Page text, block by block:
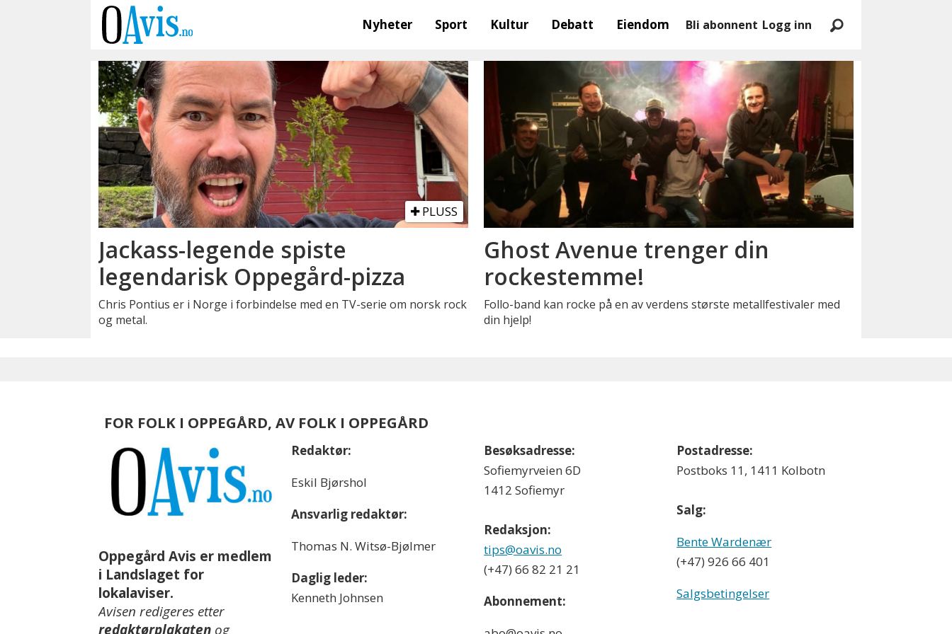
Nyheter Sport Kultur Debatt Eiendom Bli abonnent Logg inn
PLUSS
Jackass-legende spiste
legendarisk Oppegård-pizza
Chris Pontius er i Norge i forbindelse med en TV-serie om norsk rock
og metal.
Ghost Avenue trenger din
rockestemme!
Follo-band kan rocke på en av verdens største metallfestivaler med
din hjelp!
FOR FOLK I OPPEGÅRD, AV FOLK I OPPEGÅRD
Oppegård Avis er medlem
i Landslaget for
lokalaviser.
Avisen redigeres etter
redaktørplakaten og
Redaktør:
Eskil Bjørshol
Ansvarlig redaktør:
Thomas N. Witsø-Bjølmer
Daglig leder:
Kenneth Johnsen
Besøksadresse:
Sofiemyrveien 6D
1412 Sofiemyr
Redaksjon:
tips@oavis.no
(+47) 66 82 21 21
Abonnement:
Postadresse:
Postboks 11, 1411 Kolbotn
Salg:
Bente Wardenær
(+47) 926 66 401
Salgsbetingelser